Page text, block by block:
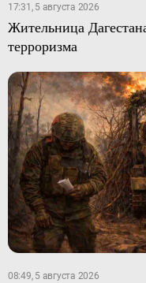
17:31, 5 августа 2026
Жительница
терроризма
08:49, 5 августа 2026